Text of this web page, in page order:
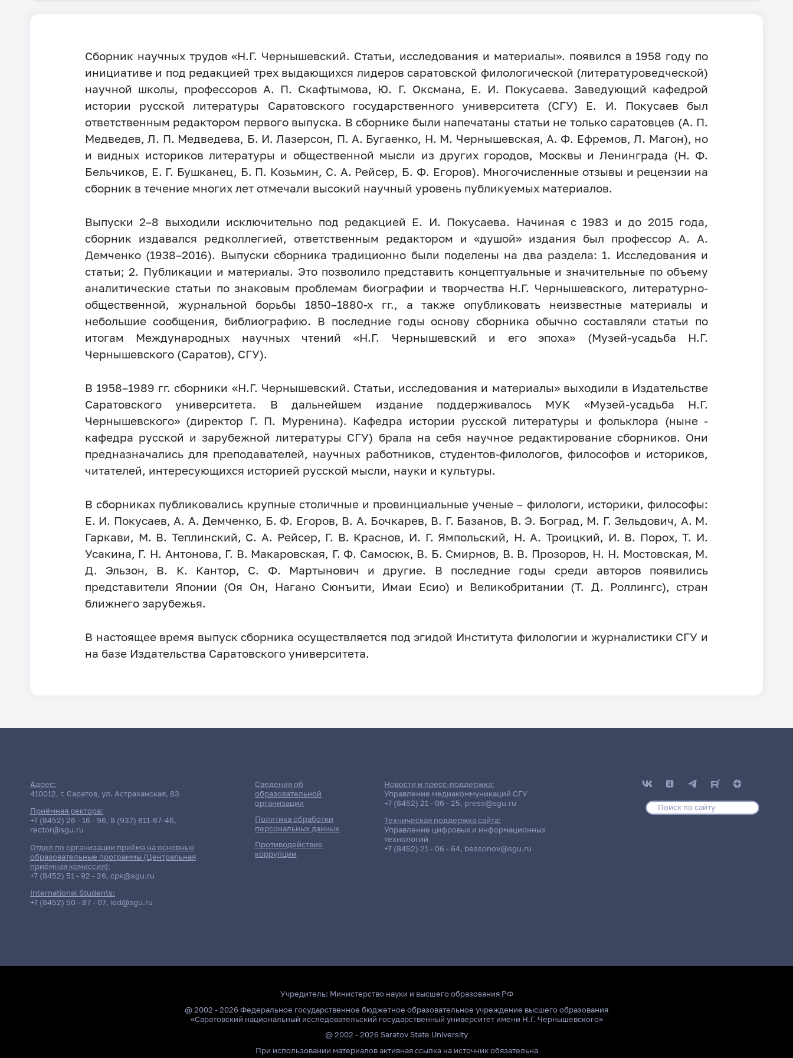
Сборник научных трудов «Н.Г. Чернышевский. Статьи, исследования и материалы». появился в 1958 году по
инициативе и под редакцией трех выдающихся лидеров саратовской филологической (литературоведческой)
научной школы, профессоров А. П. Скафтымова, Ю. Г. Оксмана, Е. И. Покусаева. Заведующий кафедрой
истории русской литературы Саратовского государственного университета (СГУ) Е. И. Покусаев был
ответственным редактором первого выпуска. В сборнике были напечатаны статьи не только саратовцев (А. П.
Медведев, Л. П. Медведева, Б. И. Лазерсон, П. А. Бугаенко, Н. М. Чернышевская, А. Ф. Ефремов, Л. Магон), но
и видных историков литературы и общественной мысли из других городов, Москвы и Ленинграда (Н. Ф.
Бельчиков, Е. Г. Бушканец, Б. П. Козьмин, С. А. Рейсер, Б. Ф. Егоров). Многочисленные отзывы и рецензии на
сборник в течение многих лет отмечали высокий научный уровень публикуемых материалов.
Выпуски 2–8 выходили исключительно под редакцией Е. И. Покусаева. Начиная с 1983 и до 2015 года,
сборник издавался редколлегией, ответственным редактором и «душой» издания был профессор А. А.
Демченко (1938–2016). Выпуски сборника традиционно были поделены на два раздела: 1. Исследования и
статьи; 2. Публикации и материалы. Это позволило представить концептуальные и значительные по объему
аналитические статьи по знаковым проблемам биографии и творчества Н.Г. Чернышевского, литературно-
общественной, журнальной борьбы 1850–1880-х гг., а также опубликовать неизвестные материалы и
небольшие сообщения, библиографию. В последние годы основу сборника обычно составляли статьи по
итогам Международных научных чтений «Н.Г. Чернышевский и его эпоха» (Музей-усадьба Н.Г.
Чернышевского (Саратов), СГУ).
В 1958–1989 гг. сборники «Н.Г. Чернышевский. Статьи, исследования и материалы» выходили в Издательстве
Саратовского университета. В дальнейшем издание поддерживалось МУК «Музей-усадьба Н.Г.
Чернышевского» (директор Г. П. Муренина). Кафедра истории русской литературы и фольклора (ныне -
кафедра русской и зарубежной литературы СГУ) брала на себя научное редактирование сборников. Они
предназначались для преподавателей, научных работников, студентов-филологов, философов и историков,
читателей, интересующихся историей русской мысли, науки и культуры.
В сборниках публиковались крупные столичные и провинциальные ученые – филологи, историки, философы:
Е. И. Покусаев, А. А. Демченко, Б. Ф. Егоров, В. А. Бочкарев, В. Г. Базанов, В. Э. Боград, М. Г. Зельдович, А. М.
Гаркави, М. В. Теплинский, С. А. Рейсер, Г. В. Краснов, И. Г. Ямпольский, Н. А. Троицкий, И. В. Порох, Т. И.
Усакина, Г. Н. Антонова, Г. В. Макаровская, Г. Ф. Самосюк, В. Б. Смирнов, В. В. Прозоров, Н. Н. Мостовская, М.
Д. Эльзон, В. К. Кантор, С. Ф. Мартынович и другие. В последние годы среди авторов появились
представители Японии (Оя Он, Нагано Сюнъити, Имаи Есио) и Великобритании (Т. Д. Роллингс), стран
ближнего зарубежья.
В настоящее время выпуск сборника осуществляется под эгидой Института филологии и журналистики СГУ и
на базе Издательства Саратовского университета.
Адрес:
410012, г. Саратов, ул. Астраханская, 83
Приёмная ректора:
+7 (8452) 26 - 16 - 96, 8 (937) 811-67-46,
rector@sgu.ru
Отдел по организации приёма на основные
образовательные программы (Центральная
приёмная комиссия):
+7 (8452) 51 - 92 - 26, cpk@sgu.ru
International Students:
+7 (8452) 50 - 87 - 07, ied@sgu.ru
Сведения об
образовательной
организации
Политика обработки
персональных данных
Противодействие
коррупции
Новости и пресс-поддержка:
Управление медиакоммуникаций СГУ
+7 (8452) 21 - 06 - 25, press@sgu.ru
Техническая поддержка сайта:
Управление цифровых и информационных
технологий
+7 (8452) 21 - 06 - 64, bessonov@sgu.ru
Учредитель: Министерство науки и высшего образования РФ
@ 2002 - 2026 Федеральное государственное бюджетное образовательное учреждение высшего образования
«Саратовский национальный исследовательский государственный университет имени Н.Г. Чернышевского»
@ 2002 - 2026 Saratov State University
При использовании материалов активная ссылка на источник обязательна